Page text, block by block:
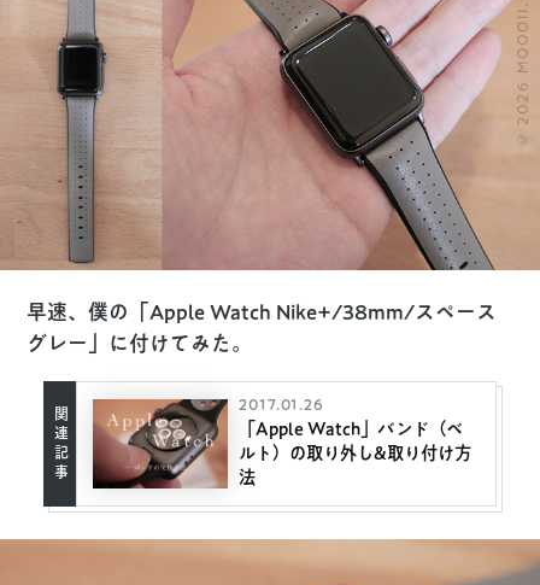
早速、僕の「Apple Watch Nike+/38mm/スペース
グレー」に付けてみた。
2017.01.26
「Apple Watch」バンド（ベ
ルト）の取り外し&取り付け方
法
© 2026 MOOOII.